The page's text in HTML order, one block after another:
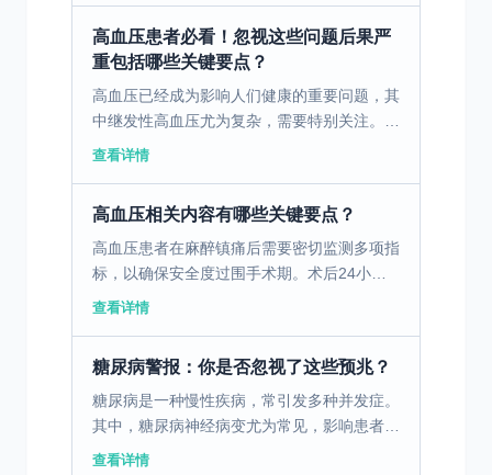
高血压患者必看！忽视这些问题后果严
重包括哪些关键要点？
高血压已经成为影响人们健康的重要问题，其
中继发性高血压尤为复杂，需要特别关注。
一、继发性高血压的定义与病因 继发性高血
查看详情
高血压相关内容有哪些关键要点？
高血压患者在麻醉镇痛后需要密切监测多项指
标，以确保安全度过围手术期。术后24小时
内是并发症高发时段，医护人员应每15-30分
查看详情
糖尿病警报：你是否忽视了这些预兆？
糖尿病是一种慢性疾病，常引发多种并发症。
其中，糖尿病神经病变尤为常见，影响患者生
活质量。 一、糖尿病神经病变的定义与病因
查看详情